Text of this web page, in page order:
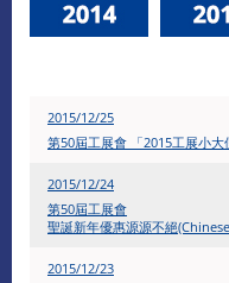
2015/12/25
第50屆工展會 「2015工展小
2015/12/24
第50屆工展會
聖誕新年優惠源源不絕
2015/12/23